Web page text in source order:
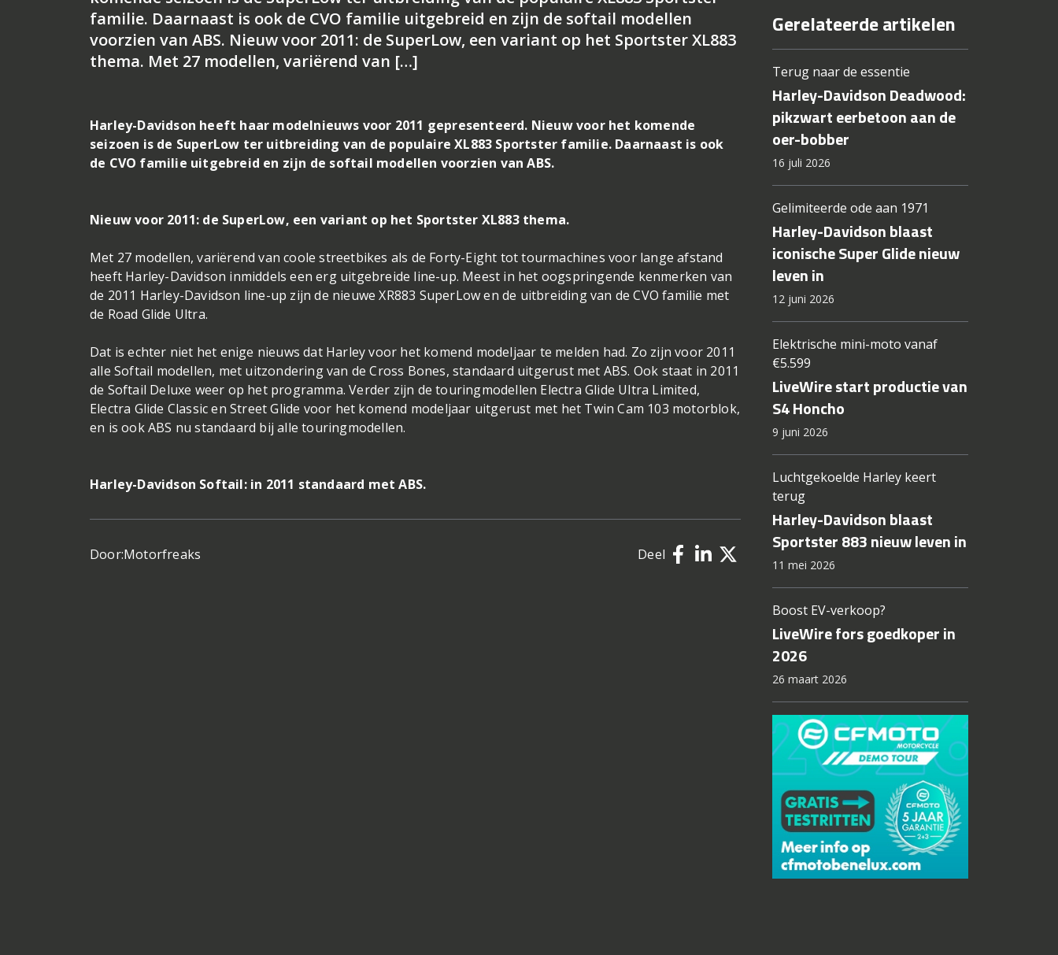
familie. Daarnaast is ook de CVO familie uitgebreid en zijn de softail modellen
voorzien van ABS. Nieuw voor 2011: de SuperLow, een variant op het Sportster XL883
thema. Met 27 modellen, variërend van […]
Harley-Davidson heeft haar modelnieuws voor 2011 gepresenteerd. Nieuw voor het komende
seizoen is de SuperLow ter uitbreiding van de populaire XL883 Sportster familie. Daarnaast is ook
de CVO familie uitgebreid en zijn de softail modellen voorzien van ABS.
Nieuw voor 2011: de SuperLow, een variant op het Sportster XL883 thema.
Met 27 modellen, variërend van coole streetbikes als de Forty-Eight tot tourmachines voor lange afstand
heeft Harley-Davidson inmiddels een erg uitgebreide line-up. Meest in het oogspringende kenmerken van
de 2011 Harley-Davidson line-up zijn de nieuwe XR883 SuperLow en de uitbreiding van de CVO familie met
de Road Glide Ultra.
Dat is echter niet het enige nieuws dat Harley voor het komend modeljaar te melden had. Zo zijn voor 2011
alle Softail modellen, met uitzondering van de Cross Bones, standaard uitgerust met ABS. Ook staat in 2011
de Softail Deluxe weer op het programma. Verder zijn de touringmodellen Electra Glide Ultra Limited,
Electra Glide Classic en Street Glide voor het komend modeljaar uitgerust met het Twin Cam 103 motorblok,
en is ook ABS nu standaard bij alle touringmodellen.
Harley-Davidson Softail: in 2011 standaard met ABS.
Door:Motorfreaks Deel
Gerelateerde artikelen
Terug naar de essentie
Harley-Davidson Deadwood:
pikzwart eerbetoon aan de
oer-bobber
16 juli 2026
Gelimiteerde ode aan 1971
Harley-Davidson blaast
iconische Super Glide nieuw
leven in
12 juni 2026
Elektrische mini-moto vanaf
€5.599
LiveWire start productie van
S4 Honcho
9 juni 2026
Luchtgekoelde Harley keert
terug
Harley-Davidson blaast
Sportster 883 nieuw leven in
11 mei 2026
Boost EV-verkoop?
LiveWire fors goedkoper in
2026
26 maart 2026